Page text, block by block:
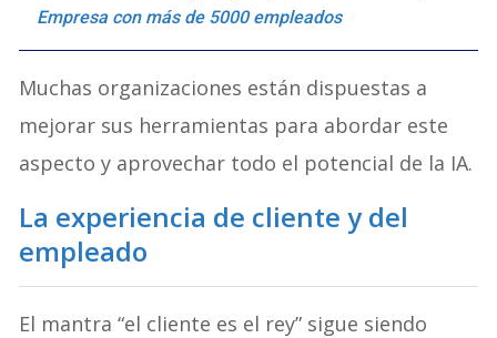
Empresa con más de 5000 empleados
Muchas organizaciones están dispuestas a
mejorar sus herramientas para abordar este
aspecto y aprovechar todo el potencial de la IA.
La experiencia de cliente y del
empleado
El mantra “el cliente es el rey” sigue siendo